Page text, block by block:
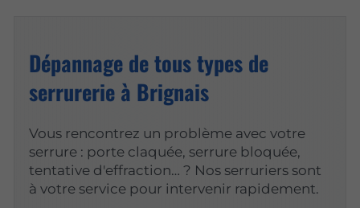
Dépannage de tous types de
serrurerie à Brignais
Vous rencontrez un problème avec votre
serrure : porte claquée, serrure bloquée,
tentative d'effraction… ? Nos serruriers sont
à votre service pour intervenir rapidement.